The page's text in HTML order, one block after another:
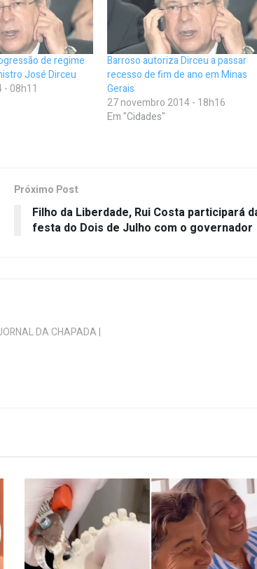
de regime
José Dirceu
08h11
Barroso autoriza Dirceu a passar
recesso de fim de ano em Minas
Gerais
27 novembro 2014 - 18h16
Em "Cidades"
Próximo Post
Filho da Liberdade, Rui Costa participará
festa do Dois de Julho com o governador
DA CHAPADA |